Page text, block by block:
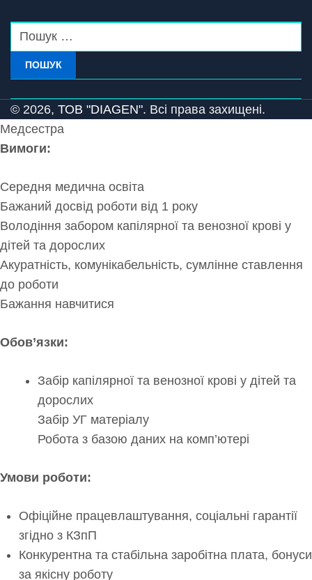
ПОШУК
© 2026, ТОВ "DIAGEN". Всі права захищені.
Медсестра
Вимоги:
Середня медична освіта
Бажаний досвід роботи від 1 року
Володіння забором капілярної та венозної крові у
дітей та дорослих
Акуратність, комунікабельність, сумлінне ставлення
до роботи
Бажання навчитися
Обов’язки:
Забір капілярної та венозної крові у дітей та
дорослих
Забір УГ матеріалу
Робота з базою даних на комп’ютері
Умови роботи:
Офіційне працевлаштування, соціальні гарантії
згідно з КЗпП
Конкурентна та стабільна заробітна плата, бонуси
за якісну роботу